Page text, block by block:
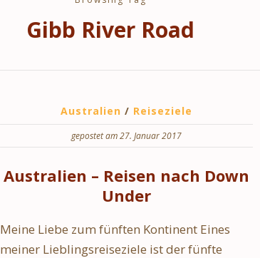
Gibb River Road
Australien / Reiseziele
gepostet am 27. Januar 2017
Australien – Reisen nach Down
Under
Meine Liebe zum fünften Kontinent Eines
meiner Lieblingsreiseziele ist der fünfte